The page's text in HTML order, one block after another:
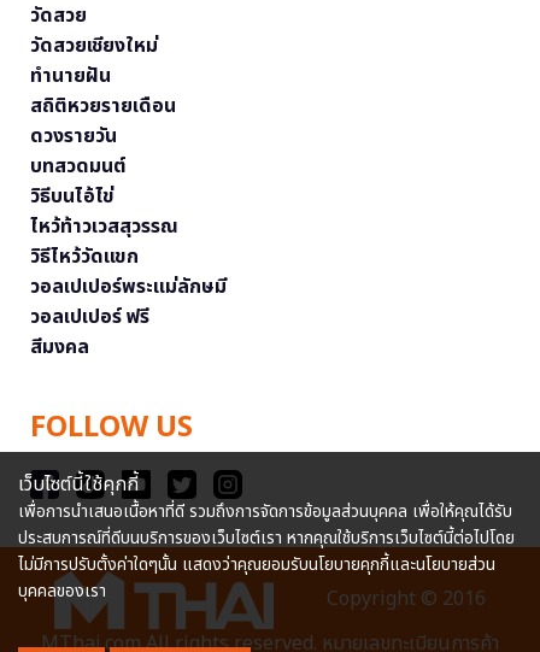
วัดสวย
วัดสวยเชียงใหม่
ทำนายฝัน
สถิติหวยรายเดือน
ดวงรายวัน
บทสวดมนต์
วิธีบนไอ้ไข่
ไหว้ท้าวเวสสุวรรณ
วิธีไหว้วัดแขก
วอลเปเปอร์พระแม่ลักษมี
วอลเปเปอร์ ฟรี
สีมงคล
FOLLOW US
Copyright © 2016
MThai.com All rights reserved. หมายเลขทะเบียนการค้า
เว็บไซต์นี้ใช้คุกกี้
เพื่อการนำเสนอเนื้อหาที่ดี รวมถึงการจัดการข้อมูลส่วนบุคคล เพื่อให้คุณได้รับ
ประสบการณ์ที่ดีบนบริการของเว็บไซต์เรา หากคุณใช้บริการเว็บไซต์นี้ต่อไปโดย
ไม่มีการปรับตั้งค่าใดๆนั้น แสดงว่าคุณยอมรับนโยบายคุกกี้และนโยบายส่วน
บุคคลของเรา